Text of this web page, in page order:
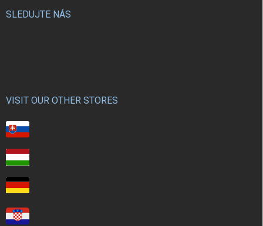
SLEDUJTE NÁS
VISIT OUR OTHER STORES